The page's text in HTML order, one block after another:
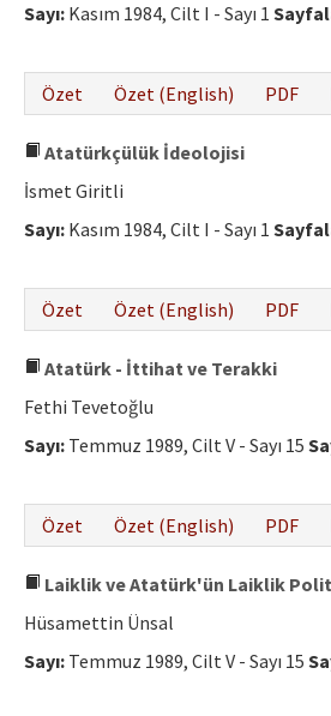
Sayı: Kasım 1984, Cilt I - Sayı 1
Özet
Özet (English) PDF
Atatürkçülük İdeolojisi
İsmet Giritli
Sayı: Kasım 1984, Cilt I - Sayı 1
Özet
Özet (English) PDF
Atatürk - İttihat ve Terakki
Fethi Tevetoğlu
Sayı: Temmuz 1989, Cilt V - Sayı 15
Özet
Özet (English) PDF
Laiklik ve Atatürk'ün Laiklik
Hüsamettin Ünsal
Sayı: Temmuz 1989, Cilt V - Sayı 15